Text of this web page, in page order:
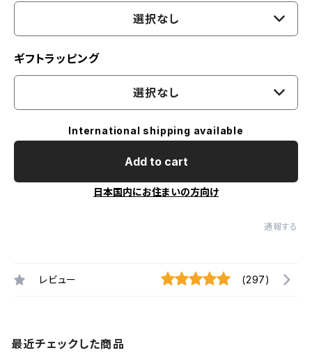
選択なし
ギフトラッピング
選択なし
International shipping available
Add to cart
日本国内にお住まいの方向け
通報する
レビュー (297)
最近チェックした商品